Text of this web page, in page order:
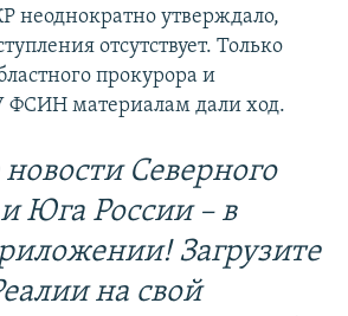
неоднократно утверждало,
отсутствует. Только
прокурора и
ФСИН материалам дали ход.
Северного
Юга России – в
Загрузите
на свой